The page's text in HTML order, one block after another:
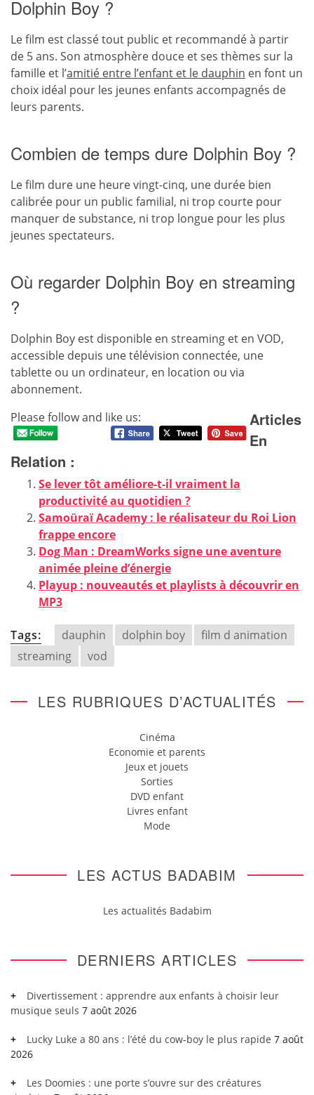
Dolphin Boy ?
Le film est classé tout public et recommandé à partir
de 5 ans. Son atmosphère douce et ses thèmes sur la
famille et l’amitié entre l’enfant et le dauphin en font un
choix idéal pour les jeunes enfants accompagnés de
leurs parents.
Combien de temps dure Dolphin Boy ?
Le film dure une heure vingt-cinq, une durée bien
calibrée pour un public familial, ni trop courte pour
manquer de substance, ni trop longue pour les plus
jeunes spectateurs.
Où regarder Dolphin Boy en streaming
?
Dolphin Boy est disponible en streaming et en VOD,
accessible depuis une télévision connectée, une
tablette ou un ordinateur, en location ou via
abonnement.
Please follow and like us:
Articles
En
Relation :
Se lever tôt améliore-t-il vraiment la
productivité au quotidien ?
Samoüraï Academy : le réalisateur du Roi Lion
frappe encore
Dog Man : DreamWorks signe une aventure
animée pleine d’énergie
Playup : nouveautés et playlists à découvrir en
MP3
Tags: dauphin dolphin boy
film d animation
streaming
vod
LES RUBRIQUES D’ACTUALITÉS
Cinéma
Economie et parents
Jeux et jouets
Sorties
DVD enfant
Livres enfant
Mode
LES ACTUS BADABIM
Les actualités Badabim
DERNIERS ARTICLES
Divertissement : apprendre aux enfants à choisir leur
musique seuls 7 août 2026
Lucky Luke a 80 ans : l’été du cow-boy le plus rapide 7 août
2026
Les Doomies : une porte s’ouvre sur des créatures